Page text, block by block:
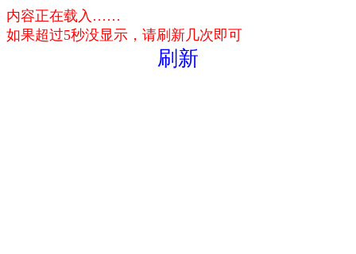
内容正在载入……
如果超过5秒没显示，请刷新几次即可
刷新